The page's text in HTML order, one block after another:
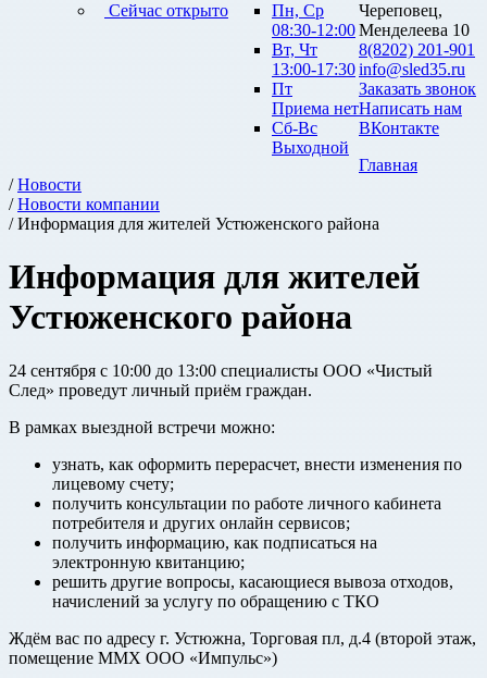
Сейчас открыто
Пн, Ср
08:30-12:00
Вт, Чт
13:00-17:30
Пт
Приема нет
Сб-Вс
Выходной
Череповец,
Менделеева 10
8(8202) 201-901
info@sled35.ru
Заказать звонок
Написать нам
ВКонтакте
Главная
/Новости
/Новости компании
/ Информация для жителей Устюженского района
Информация для жителей
Устюженского района
24 сентября с 10:00 до 13:00 специалисты ООО «Чистый
След» проведут личный приём граждан.
В рамках выездной встречи можно:
узнать, как оформить перерасчет, внести изменения по
лицевому счету;
получить консультации по работе личного кабинета
потребителя и других онлайн сервисов;
получить информацию, как подписаться на
электронную квитанцию;
решить другие вопросы, касающиеся вывоза отходов,
начислений за услугу по обращению с ТКО
Ждём вас по адресу г. Устюжна, Торговая пл, д.4 (второй этаж,
помещение ММХ ООО «Импульс»)